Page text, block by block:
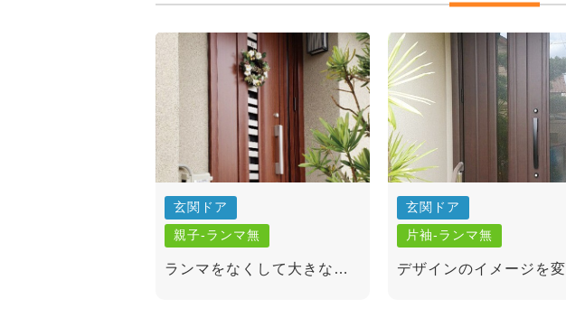
玄関ドア
親子-ランマ無
ランマをなくして大きなド
玄関ドア
片袖-ランマ無
デザインのイメージを変